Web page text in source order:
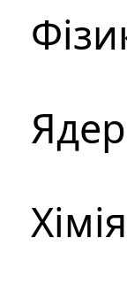
Хімія